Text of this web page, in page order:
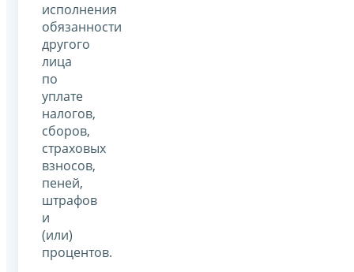
исполнения
обязанности
другого
лица
по
уплате
налогов,
сборов,
страховых
взносов,
пеней,
штрафов
и
(или)
процентов.